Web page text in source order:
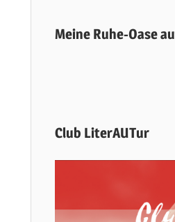
Meine Ruhe-Oase
Club LiterAUTur